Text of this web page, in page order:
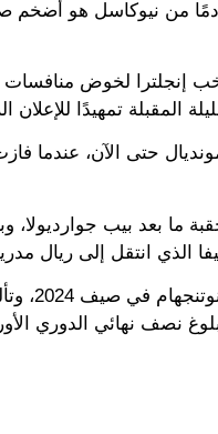
من نيوكاسل هو أضخم
المقبلة تمهيدًا
حتى الآن، عندما فازت
بعد بيب جوارديولا،
يذكر أن